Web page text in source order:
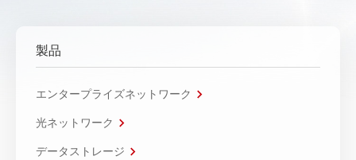
製品
エンタープライズネットワーク
光ネットワーク
データストレージ